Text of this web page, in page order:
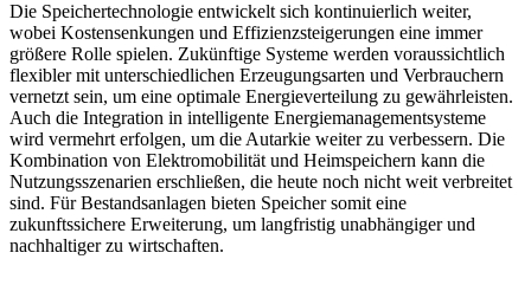
Die Speichertechnologie entwickelt sich kontinuierlich weiter,
wobei Kostensenkungen und Effizienzsteigerungen eine immer
größere Rolle spielen. Zukünftige Systeme werden voraussichtlich
flexibler mit unterschiedlichen Erzeugungsarten und Verbrauchern
vernetzt sein, um eine optimale Energieverteilung zu gewährleisten.
Auch die Integration in intelligente Energiemanagementsysteme
wird vermehrt erfolgen, um die Autarkie weiter zu verbessern. Die
Kombination von Elektromobilität und Heimspeichern kann die
Nutzungsszenarien erschließen, die heute noch nicht weit verbreitet
sind. Für Bestandsanlagen bieten Speicher somit eine
zukunftssichere Erweiterung, um langfristig unabhängiger und
nachhaltiger zu wirtschaften.